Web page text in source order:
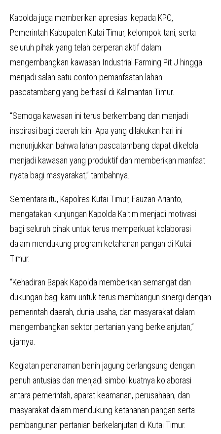
Kapolda juga memberikan apresiasi kepada KPC,
Pemerintah Kabupaten Kutai Timur, kelompok tani, serta
seluruh pihak yang telah berperan aktif dalam
mengembangkan kawasan Industrial Farming Pit J hingga
menjadi salah satu contoh pemanfaatan lahan
pascatambang yang berhasil di Kalimantan Timur.
“Semoga kawasan ini terus berkembang dan menjadi
inspirasi bagi daerah lain. Apa yang dilakukan hari ini
menunjukkan bahwa lahan pascatambang dapat dikelola
menjadi kawasan yang produktif dan memberikan manfaat
nyata bagi masyarakat,” tambahnya.
Sementara itu, Kapolres Kutai Timur, Fauzan Arianto,
mengatakan kunjungan Kapolda Kaltim menjadi motivasi
bagi seluruh pihak untuk terus memperkuat kolaborasi
dalam mendukung program ketahanan pangan di Kutai
Timur.
“Kehadiran Bapak Kapolda memberikan semangat dan
dukungan bagi kami untuk terus membangun sinergi dengan
pemerintah daerah, dunia usaha, dan masyarakat dalam
mengembangkan sektor pertanian yang berkelanjutan,”
ujarnya.
Kegiatan penanaman benih jagung berlangsung dengan
penuh antusias dan menjadi simbol kuatnya kolaborasi
antara pemerintah, aparat keamanan, perusahaan, dan
masyarakat dalam mendukung ketahanan pangan serta
pembangunan pertanian berkelanjutan di Kutai Timur.